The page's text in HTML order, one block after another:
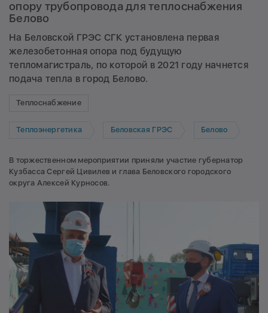
опору трубопровода для теплоснабжения
Белово
На Беловской ГРЭС СГК установлена первая
железобетонная опора под будущую
тепломагистраль, по которой в 2021 году начнется
подача тепла в город Белово.
Теплоснабжение
Теплоэнергетика Беловская ГРЭС Белово
В торжественном мероприятии приняли участие губернатор
Кузбасса Сергей Цивилев и глава Беловского городского
округа Алексей Курносов.